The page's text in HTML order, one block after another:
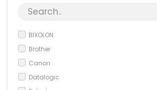
Tools
Software
Photo & Video
Service & Support
BIXOLON
Brother
Canon
Datalogic